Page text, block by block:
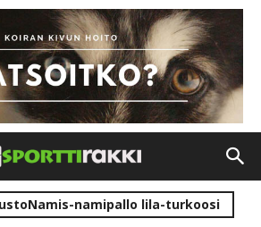
namipallo lila-turkoosi